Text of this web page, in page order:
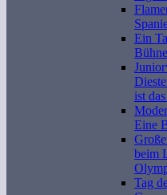
Ein
ist
Eine
beim
Tag